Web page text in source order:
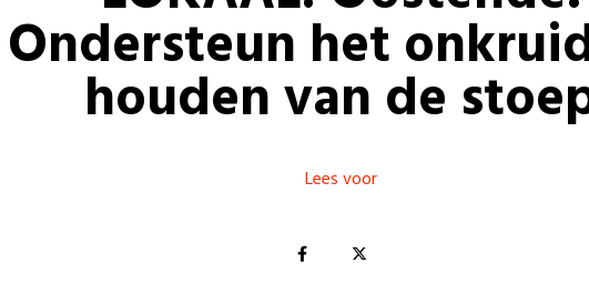
Ondersteun het
houden van de
Lees voor